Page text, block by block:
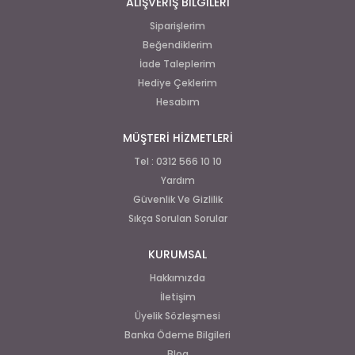
Siparişlerim
Beğendiklerim
İade Taleplerim
Hediye Çeklerim
Hesabım
MÜŞTERİ HİZMETLERİ
Tel : 0312 566 10 10
Yardım
Güvenlik Ve Gizlilik
Sıkça Sorulan Sorular
KURUMSAL
Hakkımızda
İletişim
Üyelik Sözleşmesi
Banka Ödeme Bilgileri